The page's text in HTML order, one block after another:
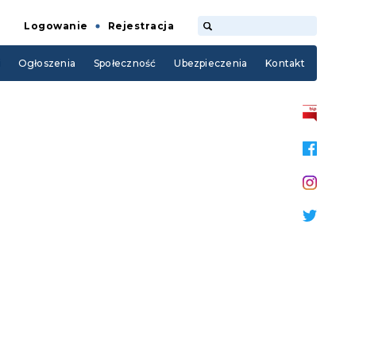
Logowanie Rejestracja
Ogłoszenia Społeczność Ubezpieczenia Kontakt